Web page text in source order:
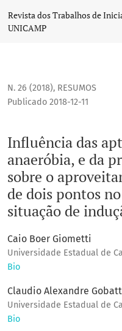
Influência das aptidões
Revista dos Trabalhos de
UNICAMP
N. 26 (2018), RESUMOS
Influência das
anaeróbia, e da
sobre o
de dois pontos
situação de
Publicado 2018-12-11
Caio Boer Giometti
Universidade Estadual de
Bio
Claudio Alexandre
Universidade Estadual de
Bio